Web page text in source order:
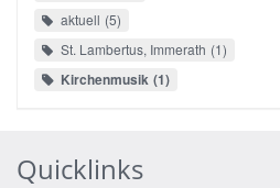
aktuell 5
St. Lambertus, Immerath 1
Kirchenmusik 1
Quicklinks